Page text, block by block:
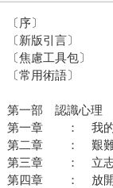
〔序〕
〔新版引言〕
〔焦慮工具包〕
〔常用術語〕
第一部 認識心理
第一章 ： 我的
第二章 ： 艱難
第三章 ： 立志
第四章 ： 放開